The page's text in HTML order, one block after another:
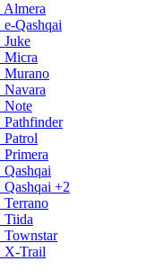
Almera
Qashqai
Juke
Micra
Murano
Note
Patrol
+2
Tiida
Townstar
X-Trail